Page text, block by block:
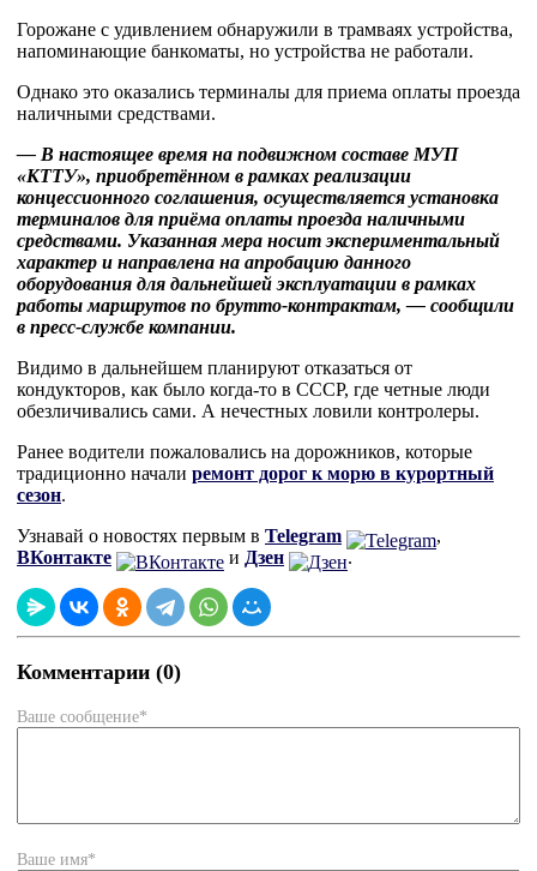
Горожане с удивлением обнаружили в трамваях устройства,
напоминающие банкоматы, но устройства не работали.
Однако это оказались терминалы для приема оплаты проезда
наличными средствами.
— В настоящее время на подвижном составе МУП
«КТТУ», приобретённом в рамках реализации
концессионного соглашения, осуществляется установка
терминалов для приёма оплаты проезда наличными
средствами. Указанная мера носит экспериментальный
характер и направлена на апробацию данного
оборудования для дальнейшей эксплуатации в рамках
работы маршрутов по брутто-контрактам, — сообщили
в пресс-службе компании.
Видимо в дальнейшем планируют отказаться от
кондукторов, как было когда-то в СССР, где четные люди
обезличивались сами. А нечестных ловили контролеры.
Ранее водители пожаловались на дорожников, которые
традиционно начали ремонт дорог к морю в курортный
сезон.
Узнавай о новостях первым в Telegram
,
ВКонтакте
и Дзен .
Комментарии (0)
Ваше сообщение*
Ваше имя*